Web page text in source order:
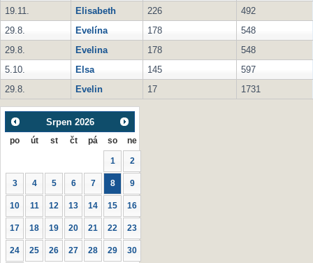
19.11.
Elisabeth 226
492
29.8.
Evelína 178
548
29.8.
Evelina 178
548
5.10.
Elsa 145
597
29.8.
Evelin 17 1731
Srpen 2026
po út st čt pá so ne
1 2
3 4 5 6 7 8 9
10 11 12 13 14 15 16
17 18 19 20 21 22 23
24 25 26 27 28 29 30